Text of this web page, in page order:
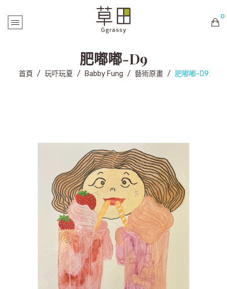
0
購物車內未有商品
肥嘟嘟-D9
首頁 / 玩吓玩夏 / Babby Fung / 藝術原畫 / 肥嘟嘟-D9